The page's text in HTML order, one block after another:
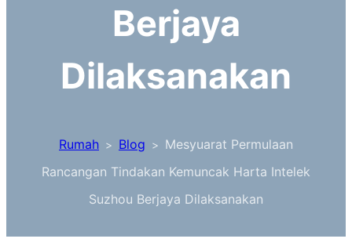
Berjaya
Dilaksanakan
Rumah > Blog > Mesyuarat Permulaan
Rancangan Tindakan Kemuncak Harta Intelek
Suzhou Berjaya Dilaksanakan